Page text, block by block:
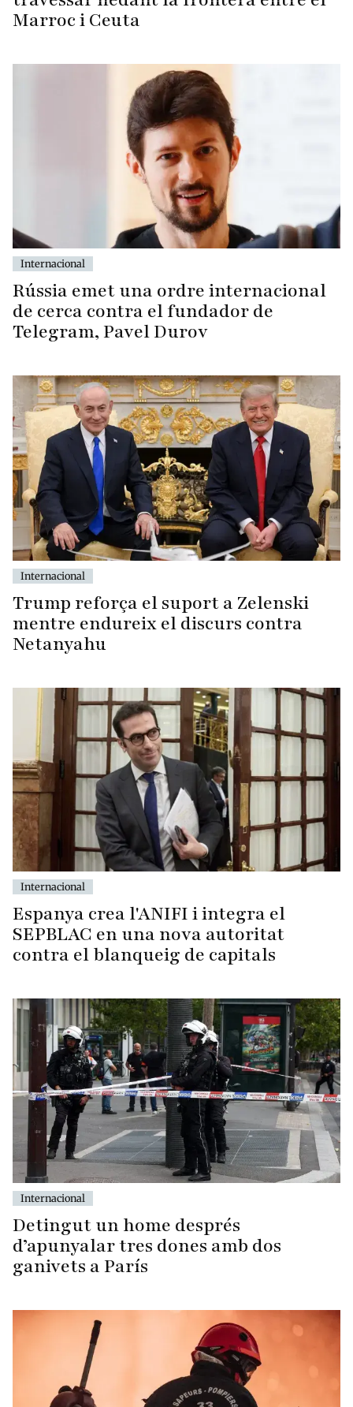
Marroc i Ceuta
Internacional
Rússia emet una ordre internacional
de cerca contra el fundador de
Telegram, Pavel Durov
Internacional
Trump reforça el suport a Zelenski
mentre endureix el discurs contra
Netanyahu
Internacional
Espanya crea l'ANIFI i integra el
SEPBLAC en una nova autoritat
contra el blanqueig de capitals
Internacional
Detingut un home després
d’apunyalar tres dones amb dos
ganivets a París